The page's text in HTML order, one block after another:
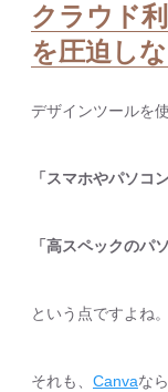
クラウド
を圧迫し
デザインツールを
「スマホやパソコ
「高スペックのパ
という点ですよね。
それも、 Canvaな